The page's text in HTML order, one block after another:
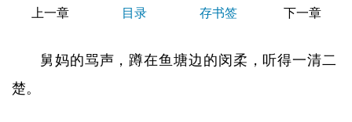
上一章 目录 存书签 下一章
舅妈的骂声，蹲在鱼塘边的闵柔，听得一清二
楚。